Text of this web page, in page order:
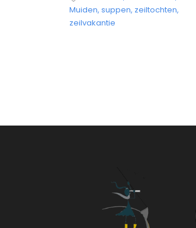
Muiden, suppen, zeiltochten,
zeilvakantie